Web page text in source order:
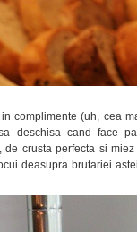
complimente (uh, cea
deschisa cand face
crusta perfecta si
deasupra brutariei